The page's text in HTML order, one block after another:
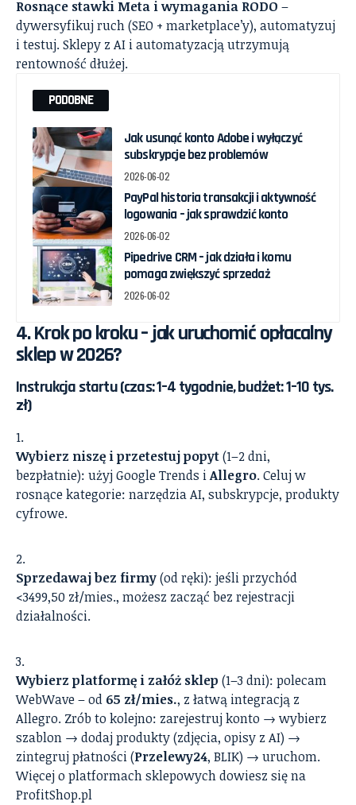
Rosnące stawki Meta i wymagania RODO –
dywersyfikuj ruch (SEO + marketplace’y), automatyzuj
i testuj. Sklepy z AI i automatyzacją utrzymują
rentowność dłużej.
PODOBNE
Jak usunąć konto Adobe i wyłączyć
subskrypcje bez problemów
2026-06-02
PayPal historia transakcji i aktywność
logowania – jak sprawdzić konto
2026-06-02
Pipedrive CRM – jak działa i komu
pomaga zwiększyć sprzedaż
2026-06-02
4. Krok po kroku – jak uruchomić opłacalny
sklep w 2026?
Instrukcja startu (czas: 1–4 tygodnie, budżet: 1–10 tys.
zł)
Wybierz niszę i przetestuj popyt(1–2 dni,
bezpłatnie): użyj Google Trends iAllegro. Celuj w
rosnące kategorie: narzędzia AI, subskrypcje, produkty
cyfrowe.
Sprzedawaj bez firmy(od ręki): jeśli przychód
<3499,50 zł/mies., możesz zacząć bez rejestracji
działalności.
Wybierz platformę i załóż sklep (1–3 dni): polecam
WebWave – od 65 zł/mies., z łatwą integracją z
Allegro. Zrób to kolejno: zarejestruj konto → wybierz
szablon → dodaj produkty (zdjęcia, opisy z AI) →
zintegruj płatności (Przelewy24, BLIK) → uruchom.
Więcej o platformach sklepowych dowiesz się na
ProfitShop.pl